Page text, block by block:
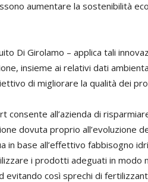
aumentare la sostenibilità
Di Girolamo – applica tali
insieme ai relativi dati
di migliorare la qualità dei
all’azienda di
dovuta proprio all’evoluzione
in base all’effettivo fabbisogno
i prodotti adeguati in modo
evitando così sprechi di